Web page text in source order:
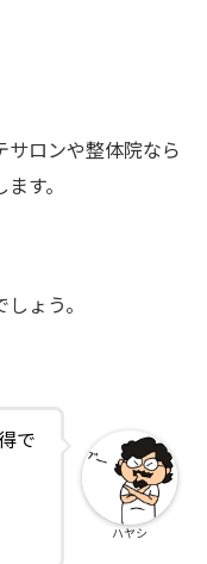
サロンや整体院なら
す。
ょう。
で
ハヤシ